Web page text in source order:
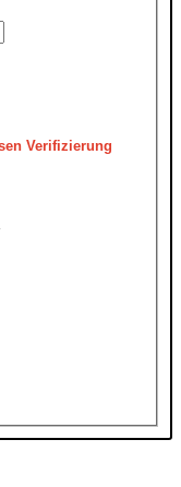
Verifizierung